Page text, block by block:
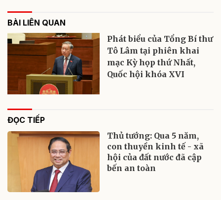
BÀI LIÊN QUAN
Phát biểu của Tổng Bí thư
Tô Lâm tại phiên khai
mạc Kỳ họp thứ Nhất,
Quốc hội khóa XVI
ĐỌC TIẾP
Thủ tướng: Qua 5 năm,
con thuyền kinh tế - xã
hội của đất nước đã cập
bến an toàn